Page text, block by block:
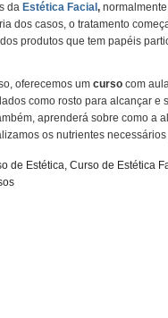
da Estética Facial ,
dos casos, o tratamento
produtos que tem papéis
oferecemos um curso com
como rosto para alcançar e
aprenderá sobre como a
os nutrientes
de Estética, Curso de Estética